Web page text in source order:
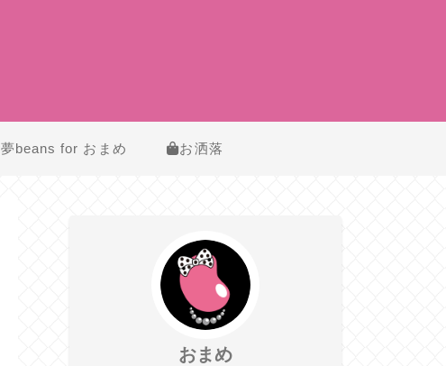
夢beans for おまめ お洒落
おまめ